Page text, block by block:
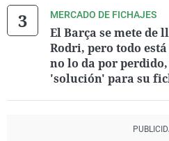
MERCADO DE FICHAJES
El Barça se mete de
Rodri, pero todo
no lo da por
'solución' para su